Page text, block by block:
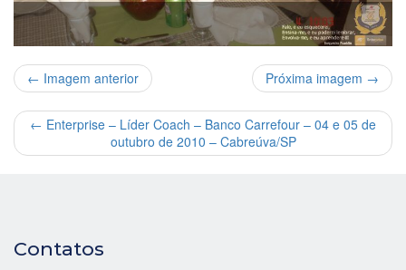
← Imagem anterior Próxima imagem →
← Enterprise – Líder Coach – Banco Carrefour – 04 e 05 de
outubro de 2010 – Cabreúva/SP
Contatos